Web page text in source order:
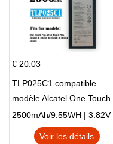
€ 20.03
TLP025C1 compatible
modèle Alcatel One Touch
Pop 4 Plus OT-5056D
Voir les détails